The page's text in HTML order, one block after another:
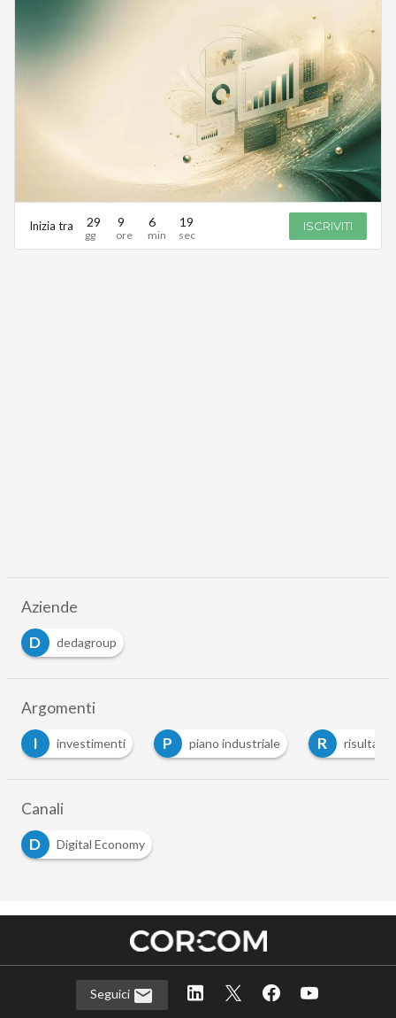
Inizia tra 29 9 6 19 ISCRIVITI
Aziende
D
dedagroup
Argomenti
investimenti piano industriale risultati
Canali
D
Digital Economy
Seguici